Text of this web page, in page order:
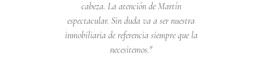
cabeza. La atención de Martín
espectacular. Sin duda va a ser nuestra
inmobiliaria de referencia siempre que la
necesitemos."